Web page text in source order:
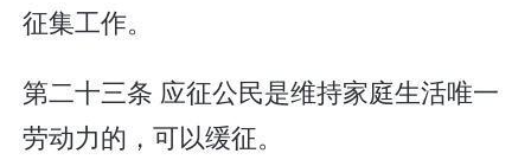
征集工作。
第二十三条 应征公民是维持家庭生活唯一
劳动力的，可以缓征。